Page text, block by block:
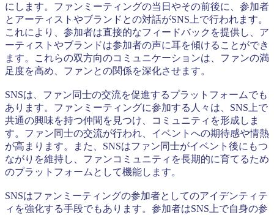
にします。ファンミーティングの当日やその前後に、参加者
とアーティストやブランドとの対話がSNS上で行われます。
これにより、参加者は直接的なフィードバックを提供し、ア
ーティストやブランドは参加者の声に耳を傾けることができ
ます。これらの双方向のコミュニケーションは、ファンの満
足度を高め、ファンとの関係を深化させます。
SNSは、ファン同士の交流を促進するプラットフォームでも
あります。ファンミーティングに参加する人々は、SNS上で
共通の興味を持つ仲間を見つけ、コミュニティを形成しま
す。ファン同士の交流が行われ、イベントへの期待感や情熱
が高まります。また、SNSはファン同士がイベント後にもつ
ながりを維持し、ファンコミュニティを長期的に育てるため
のプラットフォームとして機能します。
SNSはファンミーティングの参加者としてのアイデンティテ
ィを強化する手段でもあります。参加者はSNS上で自身の参